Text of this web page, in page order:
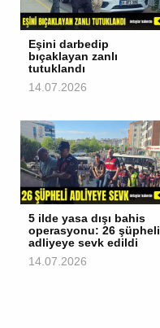
Eşini darbedip
bıçaklayan zanlı
tutuklandı
14.07.2026
5 ilde yasa dışı bahis
operasyonu: 26 şüpheli
adliyeye sevk edildi
14.07.2026